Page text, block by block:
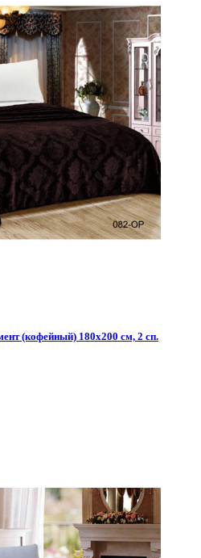
(кофейный) 180х200 см, 2 сп.